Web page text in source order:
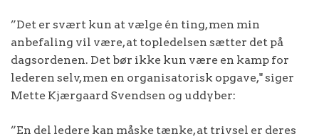
”Det er svært kun at vælge én ting, men min
anbefaling vil være, at topledelsen sætter det på
dagsordenen. Det bør ikke kun være en kamp for
lederen selv, men en organisatorisk opgave," siger
Mette Kjærgaard Svendsen og uddyber:
”En del ledere kan måske tænke, at trivsel er deres